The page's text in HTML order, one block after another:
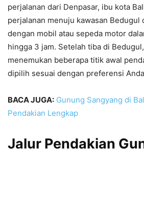
perjalanan dari Denpasar, ibu kota
perjalanan menuju kawasan Bedugul
dengan mobil atau sepeda motor
hingga 3 jam. Setelah tiba di
menemukan beberapa titik awal
dipilih sesuai dengan preferensi
BACA JUGA: Gunung Sangyang di
Pendakian Lengkap
Jalur Pendakian